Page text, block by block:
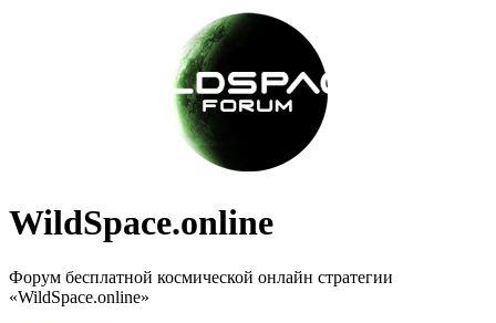
WildSpace.online
Форум бесплатной космической онлайн стратегии
«WildSpace.online»